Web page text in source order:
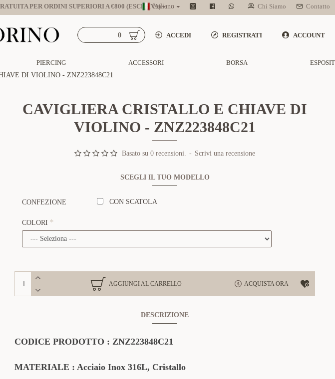
PER ORDINI SUPERIORI A €800 (ESCL. IVA)Italiano Chi Siamo Contatto
ACCEDI REGISTRATI ACCOUNT
0
PIERCING ACCESSORI BORSA
DI VIOLINO - ZNZ223848C21
CAVIGLIERA CRISTALLO E CHIAVE DI
VIOLINO - ZNZ223848C21
Basato su 0 recensioni. - Scrivi una recensione
SCEGLI IL TUO MODELLO
CONFEZIONE CON SCATOLA
COLORI
AGGIUNGI AL CARRELLO ACQUISTA ORA
DESCRIZIONE
CODICE PRODOTTO : ZNZ223848C21
MATERIALE : Acciaio Inox 316L, Cristallo